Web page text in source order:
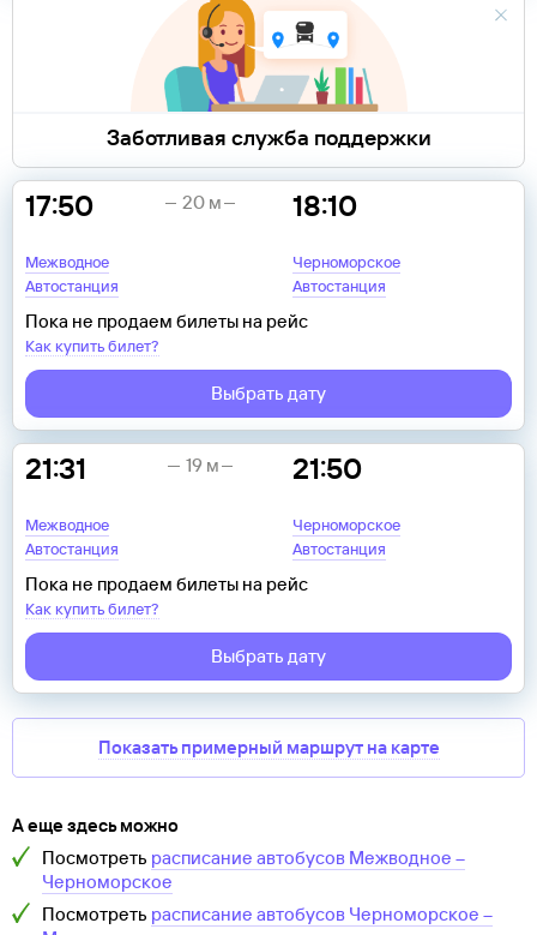
Заботливая служба поддержки
17:50
Межводное
Автостанция
18:10
Черноморское
Автостанция
20 м
Пока не продаем билеты на рейс
Как купить билет?
Выбрать дату
21:31
Межводное
Автостанция
21:50
Черноморское
Автостанция
19 м
Пока не продаем билеты на рейс
Как купить билет?
Выбрать дату
Показать примерный маршрут на карте
А еще здесь можно
Посмотреть расписание автобусов Межводное –
Черноморское
Посмотреть расписание автобусов Черноморское –